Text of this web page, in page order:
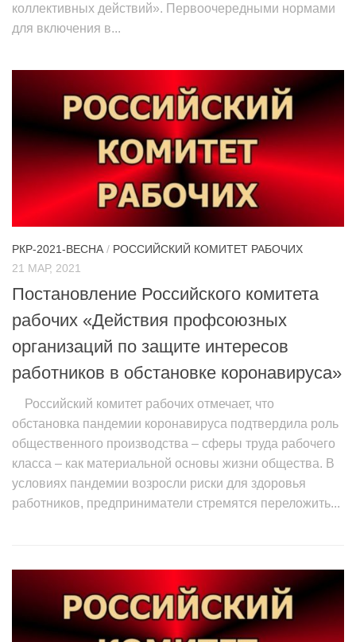
коллективных действий». Первоочередными нормами
для включения в...
РКР-2021-ВЕСНА / РОССИЙСКИЙ КОМИТЕТ РАБОЧИХ
21 МАР, 2021
Постановление Российского комитета
рабочих «Действия профсоюзных
организаций по защите интересов
работников в обстановке коронавируса»
Российский комитет рабочих отмечает, что
обстановка пандемии коронавируса подтвердила роль
общественного производства – сферы труда рабочего
класса – как материальной основы жизни общества. В
условиях пандемии возросли риски для здоровья
работников, предприниматели стремятся переложить...